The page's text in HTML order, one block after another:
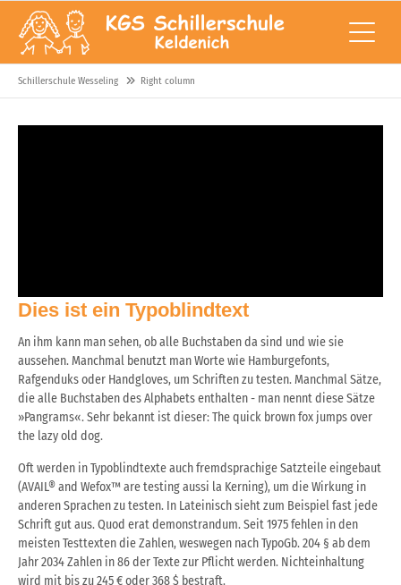
Schillerschule Wesseling Right column
Dies ist ein Typoblindtext
An ihm kann man sehen, ob alle Buchstaben da sind und wie sie
aussehen. Manchmal benutzt man Worte wie Hamburgefonts,
Rafgenduks oder Handgloves, um Schriften zu testen. Manchmal Sätze,
die alle Buchstaben des Alphabets enthalten - man nennt diese Sätze
»Pangrams«. Sehr bekannt ist dieser: The quick brown fox jumps over
the lazy old dog.
Oft werden in Typoblindtexte auch fremdsprachige Satzteile eingebaut
(AVAIL® and Wefox™ are testing aussi la Kerning), um die Wirkung in
anderen Sprachen zu testen. In Lateinisch sieht zum Beispiel fast jede
Schrift gut aus. Quod erat demonstrandum. Seit 1975 fehlen in den
meisten Testtexten die Zahlen, weswegen nach TypoGb. 204 § ab dem
Jahr 2034 Zahlen in 86 der Texte zur Pflicht werden. Nichteinhaltung
wird mit bis zu 245 € oder 368 $ bestraft.